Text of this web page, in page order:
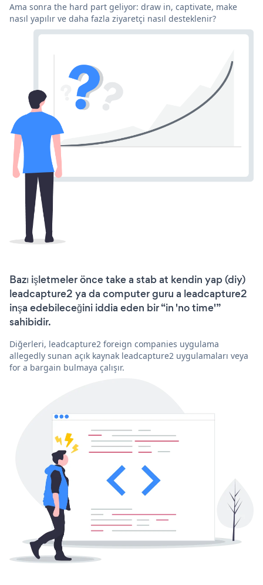
Ama sonra the hard part geliyor: draw in, captivate, make
nasıl yapılır ve daha fazla ziyaretçi nasıl desteklenir?
Bazı işletmeler önce take a stab at kendin yap (diy)
leadcapture2 ya da computer guru a leadcapture2
inşa edebileceğini iddia eden bir “in 'no time'”
sahibidir.
Diğerleri, leadcapture2 foreign companies uygulama
allegedly sunan açık kaynak leadcapture2 uygulamaları veya
for a bargain bulmaya çalışır.